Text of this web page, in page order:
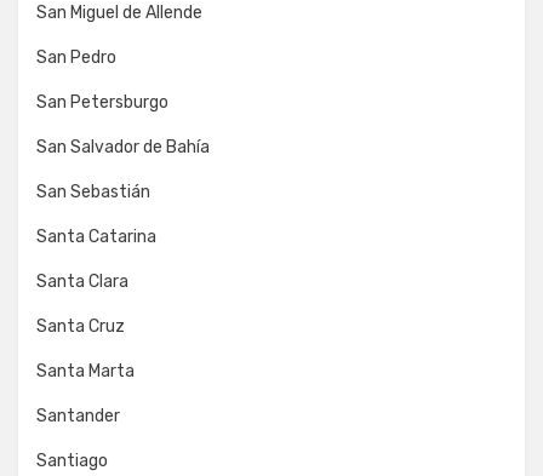
San Miguel de Allende
San Pedro
San Petersburgo
San Salvador de Bahía
San Sebastián
Santa Catarina
Santa Clara
Santa Cruz
Santa Marta
Santander
Santiago